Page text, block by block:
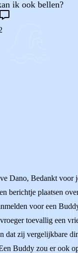
ik ook bellen?
Dano, Bedankt voor
berichtje plaatsen
voor een
toevallig een
dat zij vergelijkbare
Buddy zou er ook